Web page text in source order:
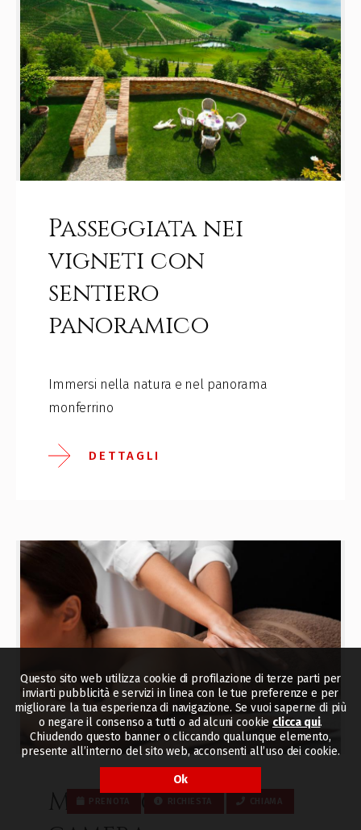
Questo sito web utilizza cookie di profilazione di terze parti per
inviarti pubblicità e servizi in linea con le tue preferenze e per
migliorare la tua esperienza di navigazione. Se vuoi saperne di più
o negare il consenso a tutti o ad alcuni cookie clicca qui.
Chiudendo questo banner o cliccando qualunque elemento,
presente all’interno del sito web, acconsenti all’uso dei cookie.
Ok
Passeggiata nei
vigneti con
sentiero
panoramico
Immersi nella natura e nel panorama
monferrino
DETTAGLI
Massaggio in
PRENOTA RICHIESTA CHIAMA